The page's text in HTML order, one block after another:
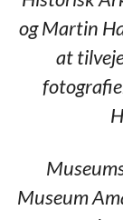
og Martin
at
Museum